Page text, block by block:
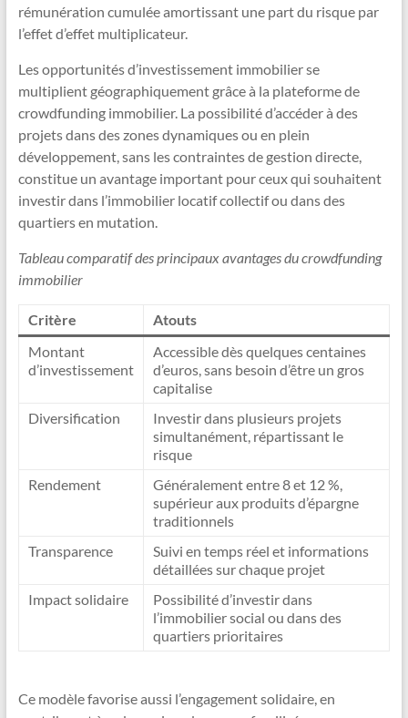
rémunération cumulée amortissant une part du risque par
l’effet d’effet multiplicateur.
Les opportunités d’investissement immobilier se
multiplient géographiquement grâce à la plateforme de
crowdfunding immobilier. La possibilité d’accéder à des
projets dans des zones dynamiques ou en plein
développement, sans les contraintes de gestion directe,
constitue un avantage important pour ceux qui souhaitent
investir dans l’immobilier locatif collectif ou dans des
quartiers en mutation.
Tableau comparatif des principaux avantages du crowdfunding
immobilier
Critère
Atouts
Montant
d’investissement
Accessible dès quelques centaines
d’euros, sans besoin d’être un gros
capitalise
Diversification
Investir dans plusieurs projets
simultanément, répartissant le
risque
Rendement
Généralement entre 8 et 12 %,
supérieur aux produits d’épargne
traditionnels
Transparence
Suivi en temps réel et informations
détaillées sur chaque projet
Impact solidaire
Possibilité d’investir dans
l’immobilier social ou dans des
quartiers prioritaires
Ce modèle favorise aussi l’engagement solidaire, en